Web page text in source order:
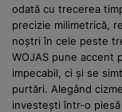
odată cu trecerea
precizie milimetrică,
noștri în cele peste
WOJAS pune accent
impecabil, ci și se
purtări. Alegând
investești într-o